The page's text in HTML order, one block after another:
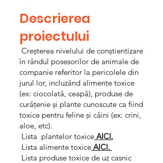
Descrierea
proiectului
Creșterea nivelului de conștientizare
în rândul posesorilor de animale de
companie referitor la pericolele din
jurul lor, incluzând alimente toxice
(ex: ciocolată, ceapă), produse de
curățenie și plante cunoscute ca fiind
toxice pentru feline și câini (ex: crini,
aloe, etc).
Lista plantelor toxice AICI.
Lista alimente toxice AICI.
Lista produse toxice de uz casnic